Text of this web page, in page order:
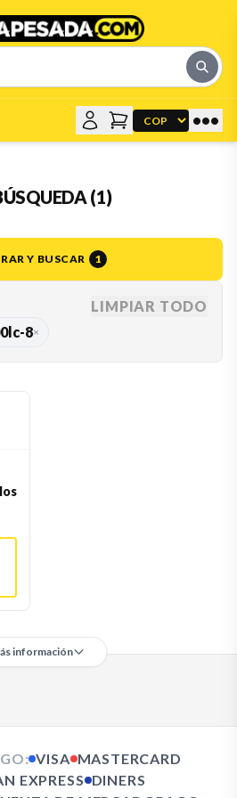
•••
(1)
Y BUSCAR 1
LIMPIAR TODO
8×
información
VISA MASTERCARD
EXPRESS DINERS